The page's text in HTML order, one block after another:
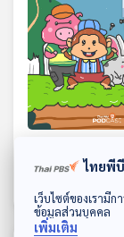
ดาวน์โหลด Thai PBS
นิทานผสมภาษาพา
ไทยพี
เว็บไซต์ของเรามี
ข้อมูลส่วนบุคคล
เพิ่มเติม